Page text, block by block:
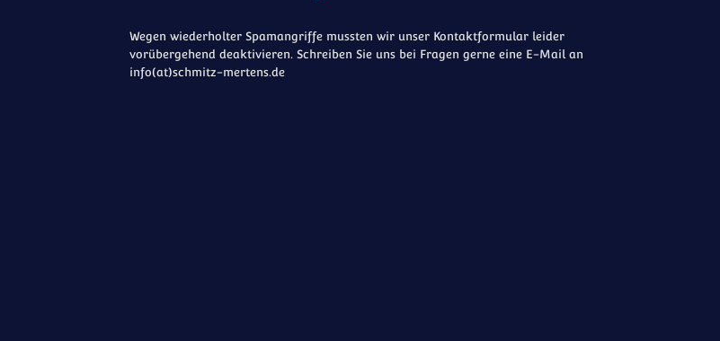
Wegen wiederholter Spamangriffe mussten wir unser Kontaktformular leider
vorübergehend deaktivieren. Schreiben Sie uns bei Fragen gerne eine E-Mail an
info(at)schmitz-mertens.de